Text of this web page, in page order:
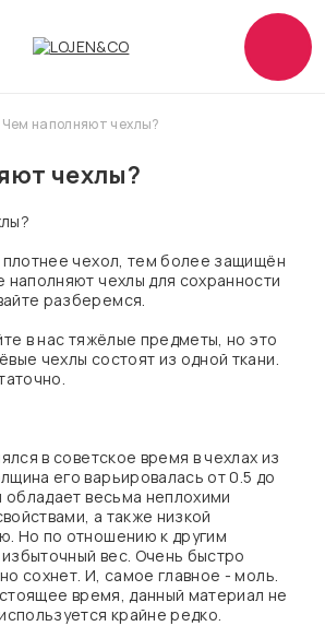
Чем наполняют чехлы?
чехлы?
чехол, тем более защищён
чехлы для сохранности
разберемся.
в нас тяжёлые предметы, но это
чехлы состоят из одной ткани.
в советское время в чехлах из
его варьировалась от 0.5 до
весьма неплохими
а также низкой
Но по отношению к другим
вес. Очень быстро
сохнет. И, самое главное - моль.
время, данный материал не
крайне редко.